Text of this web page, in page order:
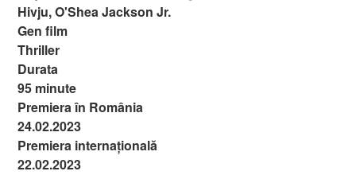
Hivju, O'Shea Jackson Jr.
Gen film
Thriller
Durata
95 minute
Premiera în România
24.02.2023
Premiera internațională
22.02.2023